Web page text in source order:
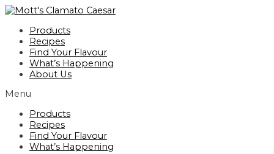
Skip
contentProducts
Recipes
Find Your Flavour
What’s Happening
About Us
Menu
Products
Recipes
Find Your Flavour
What’s Happening